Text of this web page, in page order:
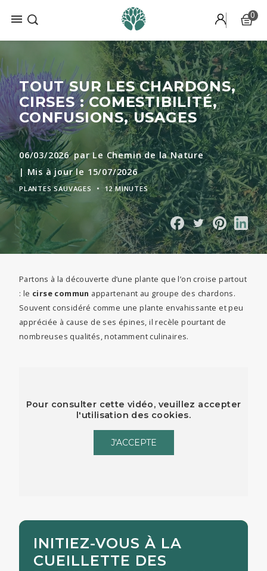
 0
TOUT SUR LES CHARDONS,
CIRSES : COMESTIBILITÉ,
CONFUSIONS, USAGES
06/03/2026 par Le Chemin de la Nature
| Mis à jour le 15/07/2026
PLANTES SAUVAGES • 12 MINUTES
Partons à la découverte d’une plante que l’on croise partout
: le cirse commun appartenant au groupe des chardons.
Souvent considéré comme une plante envahissante et peu
appréciée à cause de ses épines, il recèle pourtant de
nombreuses qualités, notamment culinaires.
Pour consulter cette vidéo, veuillez accepter
l'utilisation des cookies.
J'ACCEPTE
INITIEZ-VOUS À LA
CUEILLETTE DES
Recevez gratuitement notremini-formationpar e-mail pour
découvrir nos 6 plantes préférées.